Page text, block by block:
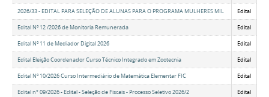
2026/33 - EDITAL PARA SELEÇÃO DE ALUNAS PARA O PROGRAMA MULHERES MIL Edital
Edital Nº 12 /2026 de Monitoria Remunerada Edital
Edital Nº 11 de Mediador Digital 2026 Edital
Edital Eleição Coordenador Curso Técnico Integrado em Zootecnia Edital
Edital Nº 10/2026 Curso Intermediário de Matemática Elementar FIC Edital
Edital n° 09/2026 - Edital - Seleção de Fiscais - Processo Seletivo 2026/2 Edital